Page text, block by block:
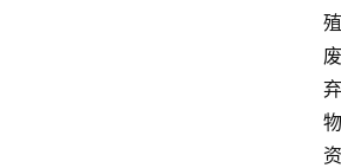
殖
废
弃
物
资